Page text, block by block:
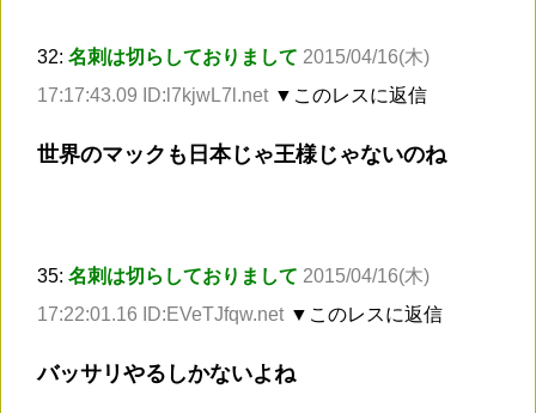
32: 名刺は切らしておりまして 2015/04/16(木)
17:17:43.09 ID:l7kjwL7l.net ▼このレスに返信
世界のマックも日本じゃ王様じゃないのね
35: 名刺は切らしておりまして 2015/04/16(木)
17:22:01.16 ID:EVeTJfqw.net ▼このレスに返信
バッサリやるしかないよね